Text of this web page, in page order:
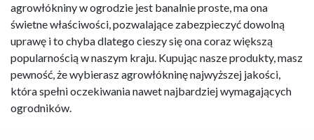
agrowłókniny w ogrodzie jest banalnie proste, ma ona
świetne właściwości, pozwalające zabezpieczyć dowolną
uprawę i to chyba dlatego cieszy się ona coraz większą
popularnością w naszym kraju. Kupując nasze produkty, masz
pewność, że wybierasz agrowłókninę najwyższej jakości,
która spełni oczekiwania nawet najbardziej wymagających
ogrodników.